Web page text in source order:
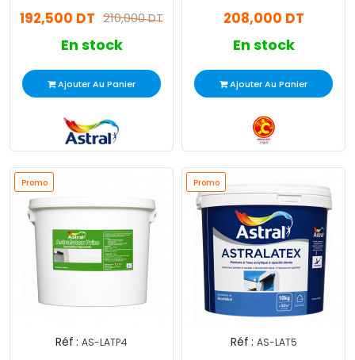
210,000 DT
192,500 DT
En stock
Ajouter Au Panier
208,000 DT
En stock
Ajouter Au Panier
Promo
Réf : AS-LATP4
Promo
Réf : AS-LAT5